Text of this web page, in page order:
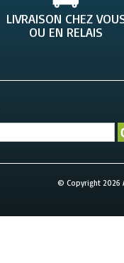
LIVRAISON CHEZ
OU EN RELAIS
© Copyright 2026